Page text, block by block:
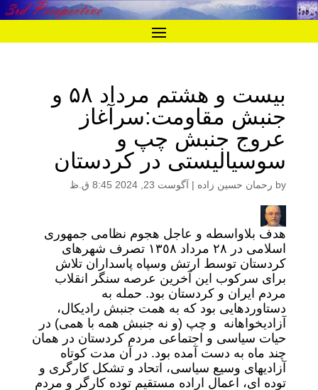
بیست و هشتم مرداد ۵۸ و
جنبش مقاومت:سرآغاز
عروج جنبش چپ و
سوسیالیستی در کردستان
by رحمان حسین زاده | آگوست 23, 2024 8:45 ق.ظ
هدف بلاواسطه و عاجل هجوم نظامی جمهوری
اسلامی در ۲۸ مرداد ١٣٥٨ تصرف شهرهای
کردستان توسط ارتش وسپاه پاسداران تلاش
برای سرکوب این آخرین عرصه سنگر انقلاب
مردم ایران و کردستان بود. حمله به
دستاوردهایی بود که به همت جنبش رادیکال،
آزادیخواهانه و چپ (و نه جنبش همه با همی) در
حیات سیاسی و اجتماعی مردم کردستان در همان
چند ماه به دست آمده بود. در آن مدت کوتاه
آزادیهای وسیع سیاسی، اتحاد و تشکل کارگری و
توده ای، اعمال اراده مستقیم توده کارگر و مردم